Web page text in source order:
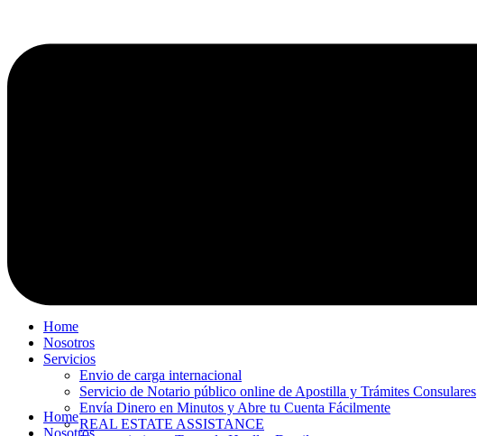
Home
Nosotros
Servicios
Envio de carga internacional
Servicio de Notario público online de Apostilla y Trámites Consulares
Envía Dinero en Minutos y Abre tu Cuenta Fácilmente
REAL ESTATE ASSISTANCE
Home
Nosotros